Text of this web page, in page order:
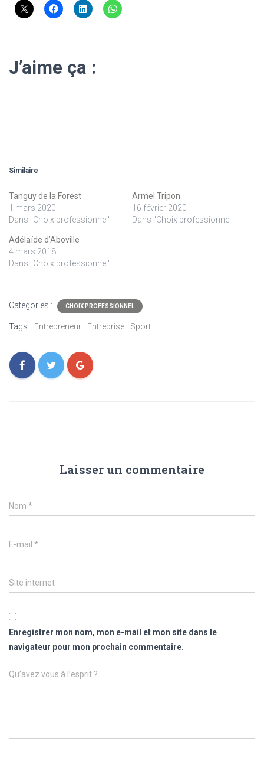
J’aime ça :
Similaire
Tanguy de la Forest
1 mars 2020
Dans "Choix professionnel"
Armel Tripon
16 février 2020
Dans "Choix professionnel"
Adélaïde d’Aboville
4 mars 2018
Dans "Choix professionnel"
Catégories : CHOIX PROFESSIONNEL
Tags: Entrepreneur Entreprise Sport
Laisser un commentaire
Nom *
E-mail *
Site internet
Enregistrer mon nom, mon e-mail et mon site dans le
navigateur pour mon prochain commentaire.
Qu’avez vous à l’esprit ?